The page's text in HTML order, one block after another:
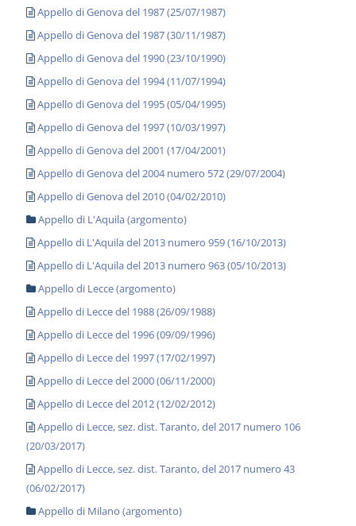
Appello di Genova del 1987 (25/07/1987)
Appello di Genova del 1987 (30/11/1987)
Appello di Genova del 1990 (23/10/1990)
Appello di Genova del 1994 (11/07/1994)
Appello di Genova del 1995 (05/04/1995)
Appello di Genova del 1997 (10/03/1997)
Appello di Genova del 2001 (17/04/2001)
Appello di Genova del 2004 numero 572 (29/07/2004)
Appello di Genova del 2010 (04/02/2010)
Appello di L'Aquila (argomento)
Appello di L'Aquila del 2013 numero 959 (16/10/2013)
Appello di L'Aquila del 2013 numero 963 (05/10/2013)
Appello di Lecce (argomento)
Appello di Lecce del 1988 (26/09/1988)
Appello di Lecce del 1996 (09/09/1996)
Appello di Lecce del 1997 (17/02/1997)
Appello di Lecce del 2000 (06/11/2000)
Appello di Lecce del 2012 (12/02/2012)
Appello di Lecce, sez. dist. Taranto, del 2017 numero 106
(20/03/2017)
Appello di Lecce, sez. dist. Taranto, del 2017 numero 43
(06/02/2017)
Appello di Milano (argomento)